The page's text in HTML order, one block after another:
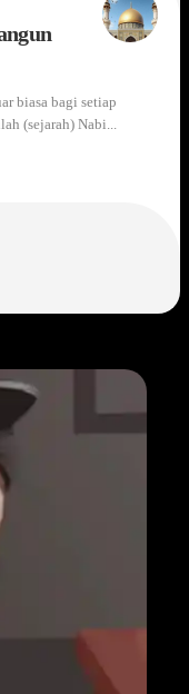
biasa bagi setiap
(sejarah) Nabi...